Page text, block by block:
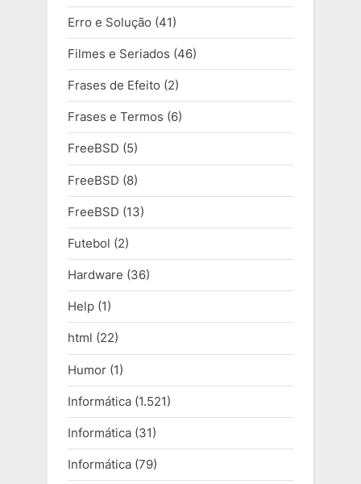
Erro e Solução (41)
Filmes e Seriados (46)
Frases de Efeito (2)
Frases e Termos (6)
FreeBSD (5)
FreeBSD (8)
FreeBSD (13)
Futebol (2)
Hardware (36)
Help (1)
html (22)
Humor (1)
Informática (1.521)
Informática (31)
Informática (79)